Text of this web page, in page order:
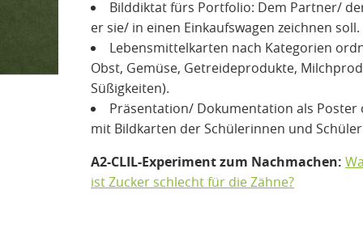
Bilddiktat fürs Portfolio: Dem Partner/
er sie/ in einen Einkaufswagen zeichnen soll.
Lebensmittelkarten nach Kategorien
Obst, Gemüse, Getreideprodukte,
Süßigkeiten).
Präsentation/ Dokumentation als
mit Bildkarten der Schülerinnen und
A2-CLIL-Experiment zum Nachmachen:
ist Zucker schlecht für die Zähne?